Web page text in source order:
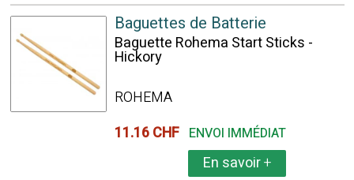
Baguettes de Batterie
Baguette Rohema Start Sticks -
Hickory
ROHEMA
11.16 CHF ENVOI IMMÉDIAT
En savoir+